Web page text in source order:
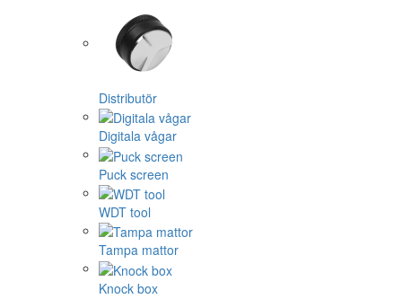
Distributör
Digitala vågar
Puck screen
WDT tool
Tampa mattor
Knock box